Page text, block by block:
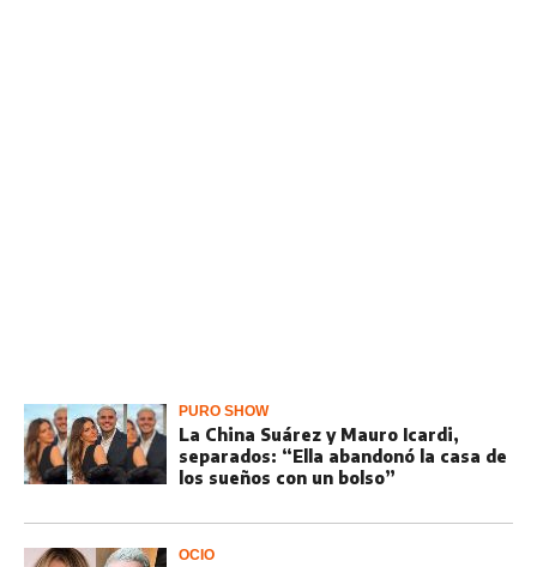
PURO SHOW
La China Suárez y Mauro Icardi,
separados: “Ella abandonó la casa de
los sueños con un bolso”
OCIO